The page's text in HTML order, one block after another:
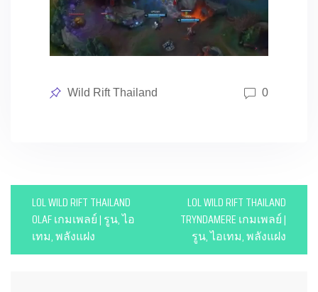
Posted
Wild Rift Thailand 0
s
LOL WILD RIFT THAILAND
OLAF เกมเพลย์ | รูน, ไอ
เทม, พลังแฝง
LOL WILD RIFT THAILAND
TRYNDAMERE เกมเพลย์ |
รูน, ไอเทม, พลังแฝง